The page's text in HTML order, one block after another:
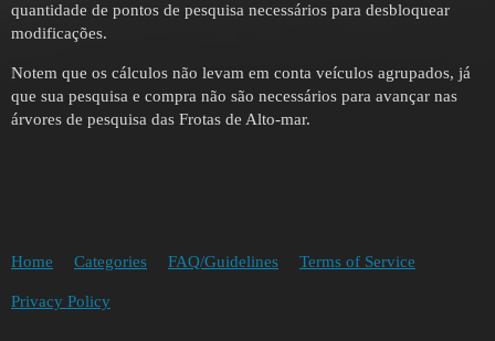
quantidade de pontos de pesquisa necessários para desbloquear
modificações.
Notem que os cálculos não levam em conta veículos agrupados, já
que sua pesquisa e compra não são necessários para avançar nas
árvores de pesquisa das Frotas de Alto-mar.
Home Categories FAQ/Guidelines Terms of Service
Privacy Policy